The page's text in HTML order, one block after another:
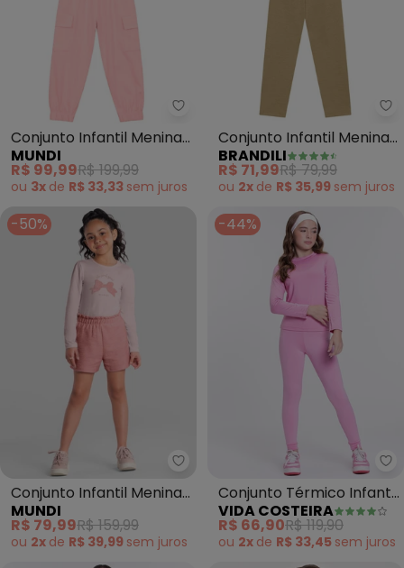
Mundi - Conjunto Infantil
Conjunto Infantil Menina
de Corações (Rosa)
MUNDI
R$ 99,99R$ 199,99
ou 3x de R$ 33,33 sem juros
Conjunto Infantil Menina
de Frutinhas (Rosa)
BRANDILI
R$ 71,99R$ 79,99
ou 2x de R$ 35,99 sem juros
-50%
Mundi - Conjunto Infantil
Conjunto Infantil Menina
de Laço (Rosa)
MUNDI
R$ 79,99R$ 159,99
ou 2x de R$ 39,99 sem juros
-44%
Conjunto Térmico Infantil
Brilhos Mágicos (Rosa)
VIDA COSTEIRA
R$ 66,90R$ 119,90
ou 2x de R$ 33,45 sem juros